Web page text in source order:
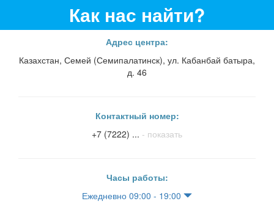
Как нас найти?
Адрес центра:
Казахстан, Семей (Семипалатинск), ул. Кабанбай батыра,
д. 46
Контактный номер:
+7 (7222) ... - показать
Часы работы:
Ежедневно 09:00 - 19:00